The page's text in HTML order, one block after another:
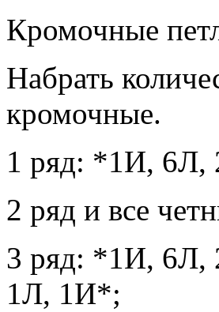
Кромочные
Набрать
кромочные.
1 ряд: *1И, 6Л,
2 ряд и все
3 ряд: *1И, 6Л,
1Л, 1И*;